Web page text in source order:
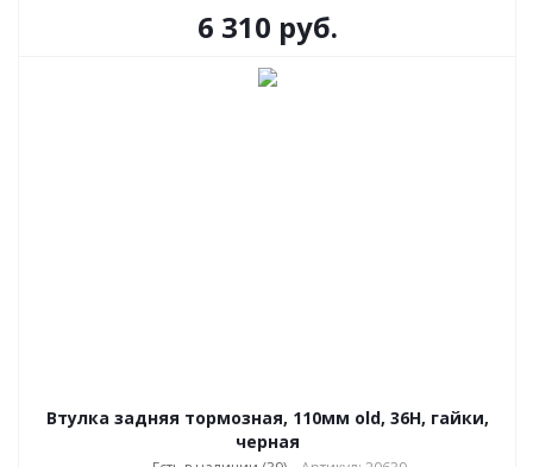
6 310 руб.
Втулка задняя тормозная, 110мм old, 36H, гайки,
черная